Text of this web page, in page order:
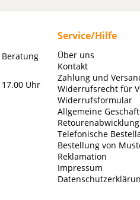
Uhr
Service/Hilfe
Über uns
Kontakt
Zahlung und
Widerrufsrecht für
Widerrufsformular
Allgemeine
Retourenabwicklung
Telefonische
Bestellung von
Reklamation
Impressum